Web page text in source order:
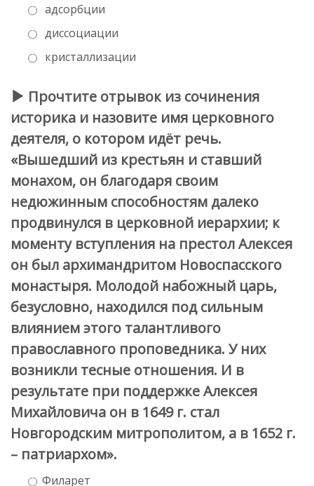
адсорбции
диссоциации
кристаллизации
Прочтите отрывок из сочинения
историка и назовите имя церковного
деятеля, о котором идёт речь.
«Вышедший из крестьян и ставший
монахом, он благодаря своим
недюжинным способностям далеко
продвинулся в церковной иерархии; к
моменту вступления на престол Алексея
он был архимандритом Новоспасского
монастыря. Молодой набожный царь,
безусловно, находился под сильным
влиянием этого талантливого
православного проповедника. У них
возникли тесные отношения. И в
результате при поддержке Алексея
Михайловича он в 1649 г. стал
Новгородским митрополитом, а в 1652 г.
– патриархом».
Филарет